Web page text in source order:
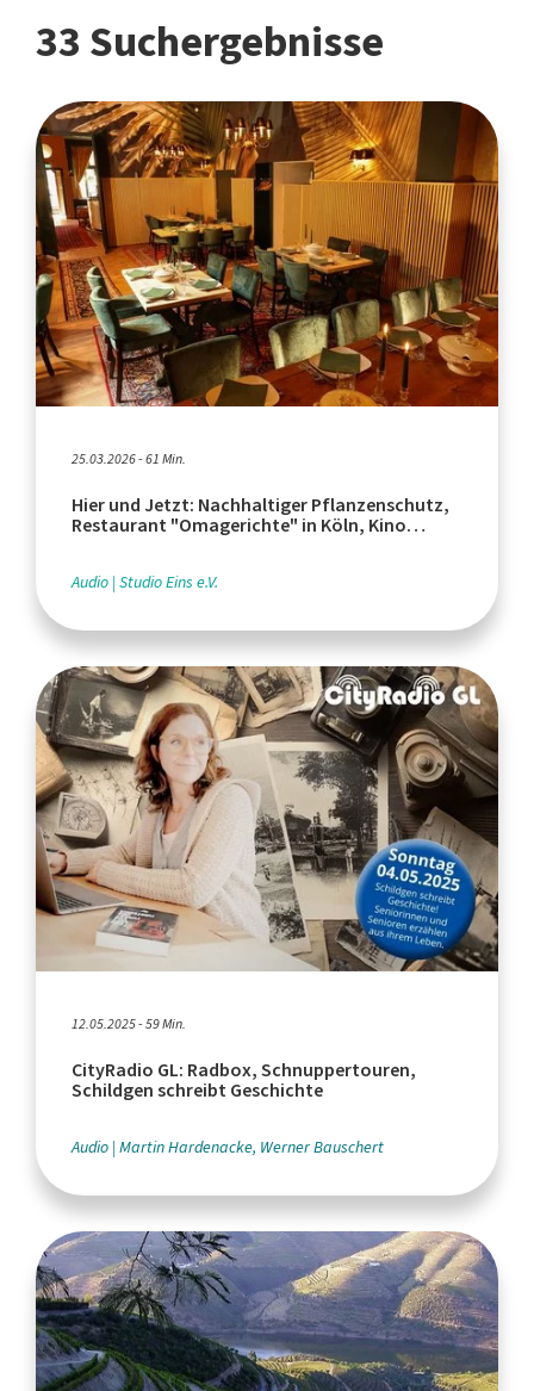
33 Suchergebnisse
25.03.2026 - 61 Min.
Hier und Jetzt: Nachhaltiger Pflanzenschutz,
Restaurant "Omagerichte" in Köln, Kino
Audio Studio Eins e.V.
12.05.2025 - 59 Min.
CityRadio GL: Radbox, Schnuppertouren,
Schildgen schreibt Geschichte
Audio Martin Hardenacke, Werner Bauschert